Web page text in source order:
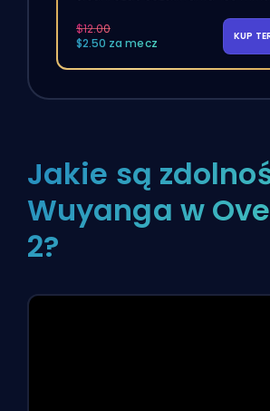
$12.00
$2.50 za mecz
KUP
Jakie są
Wuyanga w
2?